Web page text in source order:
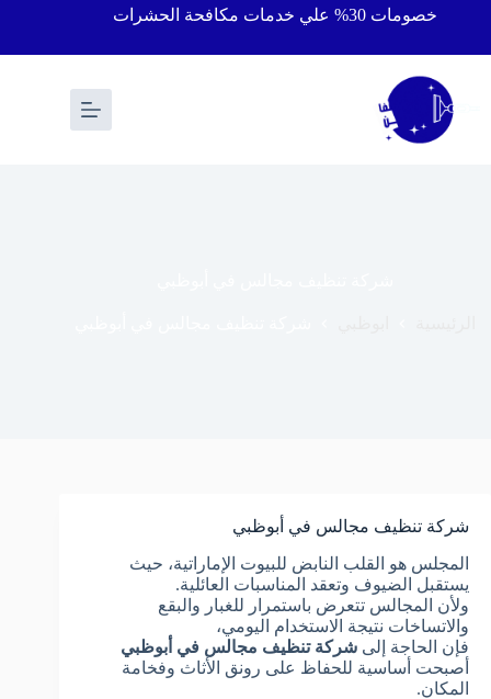
خصومات 30% علي خدمات مكافحة الحشرات
شركة تنظيف مجالس في أبوظبي
المجلس هو القلب النابض للبيوت الإماراتية، حيث
يستقبل الضيوف وتعقد المناسبات العائلية.
ولأن المجالس تتعرض باستمرار للغبار والبقع
والاتساخات نتيجة الاستخدام اليومي،
فإن الحاجة إلى شركة تنظيف مجالس في أبوظبي
أصبحت أساسية للحفاظ على رونق الأثاث وفخامة
المكان.